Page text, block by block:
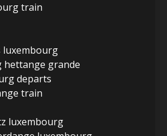
train
grande
departs
train
luxembourg